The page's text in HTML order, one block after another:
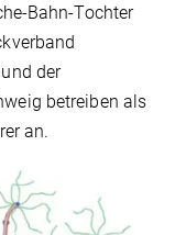
Bahn-Tochter
der
betreiben als
an.